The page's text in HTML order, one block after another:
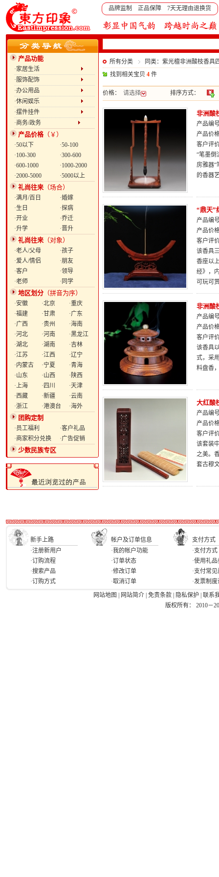
品牌监制 正品保障 7天无理由退换货
产品功能
·家居生活
·服饰配饰
·办公用品
·休闲娱乐
·摆件挂件
·商务/政务
产品价格（￥）
·50以下
·50-100
·100-300
·300-600
·600-1000
·1000-2000
·2000-5000
·5000以上
礼尚往来 （场合）
·满月/百日
·婚嫁
·生日
·探病
·开业
·乔迁
·升学
·晋升
礼尚往来 （对象）
·老人/父母
·孩子
·爱人/情侣
·朋友
·客户
·领导
·老师
·同学
地区划分 （拼音为序）
·安徽 ·北京
·重庆
·福建
·甘肃
·广东
·广西
·贵州
·海南
·河北
·河南
·黑龙江
·湖北
·湖南
·吉林
·江苏
·江西
·辽宁
·内蒙古
·宁夏
·青海
·山东
·山西
·陕西
·上海
·四川
·天津
·西藏
·新疆
·云南
·浙江
·港澳台 ·海外
团购定制
·员工福利
·客户礼品
·商家积分兑换
·广告促销
少数民族专区
所有分类
同类：紫光檀非洲酸枝香具
找到相关宝贝 4 件
价格： 请选择 排序方式：
非洲酸
产品编
产品价
客户评
“笔墨倒
房雅器“
的香器
“鼎天”
产品编
产品价
客户评
该香具
香座以
经》，
可玩可
非洲酸
产品编
产品价
客户评
该香具
式，采
料盘香
大红酸
产品编
产品价
客户评
该套装
之美。
套古穆
新手上路 帐户及订单信息
支付方式
·注册新用户
·订购流程
·搜索产品
·订购方式
·我的帐户功能
·订单状态
·修改订单
·取消订单
·支付方式
·使用礼品
·支付常
·发票制
网站地图
网站简介 免责条款 隐私保护
联系
版权所有： 2010－